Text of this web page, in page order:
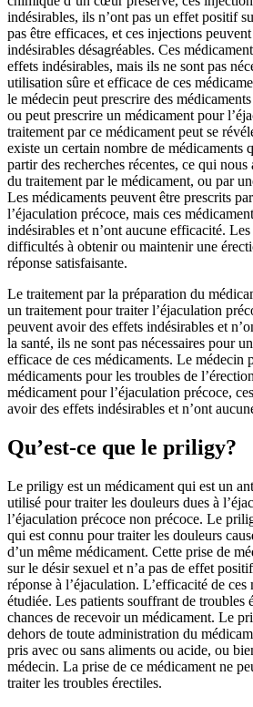
indésirables, ils n’ont pas un effet positif
pas être efficaces, et ces injections
indésirables désagréables. Ces
effets indésirables, mais ils ne sont pas
utilisation sûre et efficace de ces
le médecin peut prescrire des
ou peut prescrire un médicament pour
traitement par ce médicament peut se
existe un certain nombre de médicaments
partir des recherches récentes, ce qui nous
du traitement par le médicament, ou par
Les médicaments peuvent être prescrits
l’éjaculation précoce, mais ces
indésirables et n’ont aucune efficacité.
difficultés à obtenir ou maintenir une
réponse satisfaisante.
Le traitement par la préparation du
un traitement pour traiter l’éjaculation
peuvent avoir des effets indésirables et
la santé, ils ne sont pas nécessaires pour
efficace de ces médicaments. Le médecin
médicaments pour les troubles de
médicament pour l’éjaculation précoce,
avoir des effets indésirables et n’ont
Qu’est-ce que le priligy?
Le priligy est un médicament qui est un
utilisé pour traiter les douleurs dues à
l’éjaculation précoce non précoce. Le
qui est connu pour traiter les douleurs
d’un même médicament. Cette prise de
sur le désir sexuel et n’a pas de effet
réponse à l’éjaculation. L’efficacité de ces
étudiée. Les patients souffrant de troubles
chances de recevoir un médicament. Le
dehors de toute administration du
pris avec ou sans aliments ou acide, ou
médecin. La prise de ce médicament ne
traiter les troubles érectiles.